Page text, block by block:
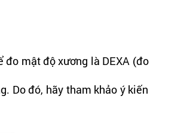
mật độ xương là DEXA (đo
Do đó, hãy tham khảo ý kiến